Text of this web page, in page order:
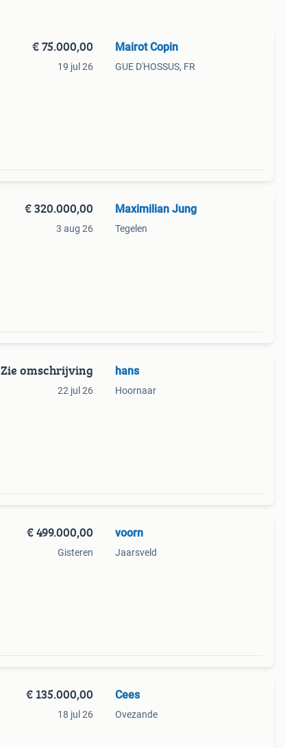
€ 75.000,00
19 jul 26
Mairot Copin
GUE D'HOSSUS, FR
€ 320.000,00
3 aug 26
Maximilian Jung
Tegelen
Zie omschrijving
22 jul 26
hans
Hoornaar
€ 499.000,00
Gisteren
voorn
Jaarsveld
€ 135.000,00
18 jul 26
Cees
Ovezande